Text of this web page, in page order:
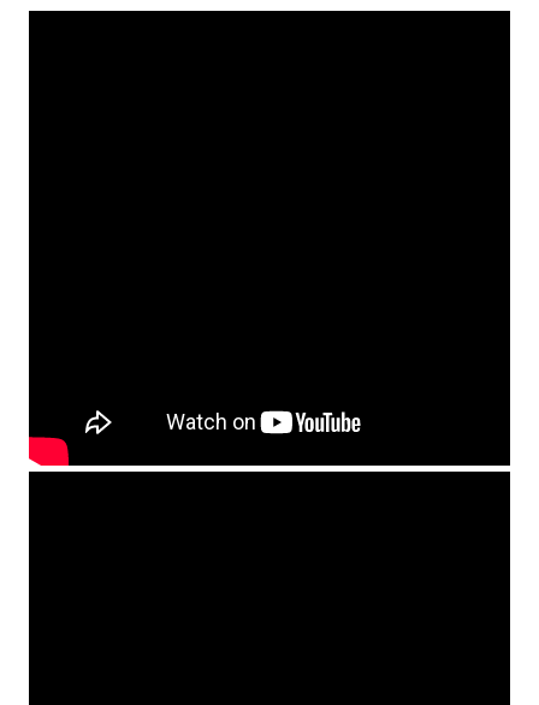
Digesto
Ejecución Presupuestaria
Actas de Audiencias Públicas